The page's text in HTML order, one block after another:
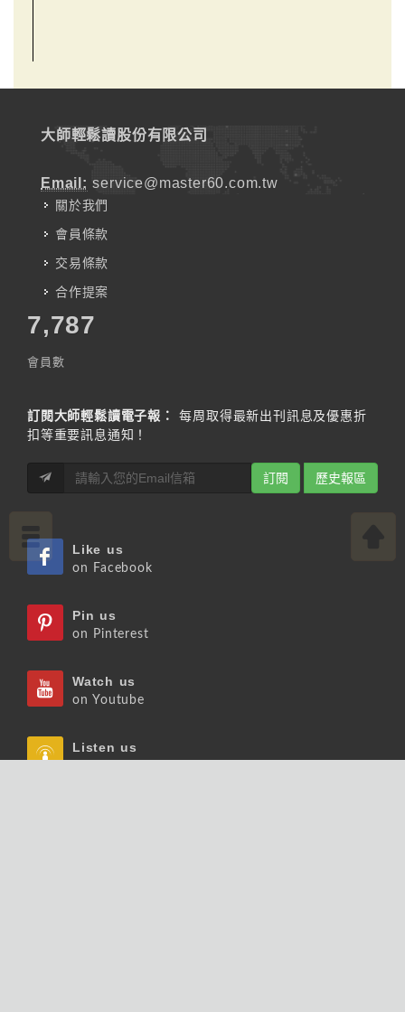
大師輕鬆讀股份有限公司
Email: service@master60.com.tw
關於我們
會員條款
交易條款
合作提案
7,787
會員數
訂閱大師輕鬆讀電子報：
每周取得最新出刊訊息及優惠折
扣等重要訊息通知！
訂閱 歷史報區
Like us
on Facebook
Pin us
on Pinterest
Watch us
on Youtube
Listen us